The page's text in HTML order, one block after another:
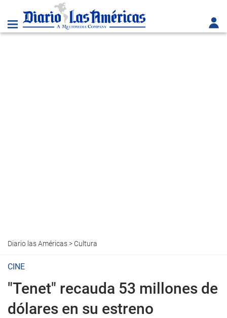
Diario las Américas> Cultura
CINE
"Tenet" recauda 53 millones de
dólares en su estreno